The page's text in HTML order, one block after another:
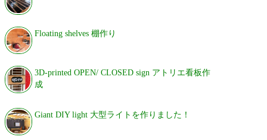
Floating shelves 棚作り
3D-printed OPEN/ CLOSED sign アトリエ看板作
成
Giant DIY light 大型ライトを作りました！